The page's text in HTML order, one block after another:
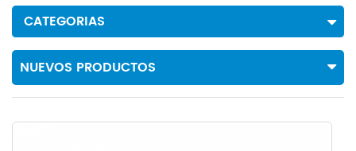
CATEGORIAS
NUEVOS PRODUCTOS